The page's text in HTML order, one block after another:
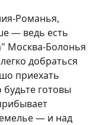
Романья,
— ведь есть
Москва-Болонья
добраться
приехать
готовы
— и над